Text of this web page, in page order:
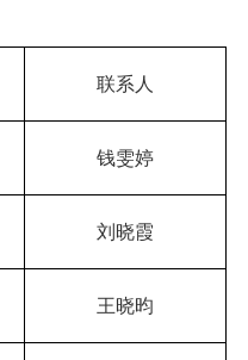
联系人
钱雯婷
刘晓霞
王晓昀